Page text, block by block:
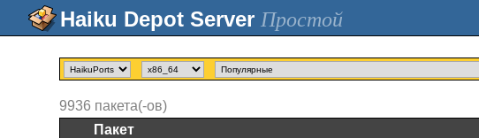
Простой
9936 пакета(-ов)
Пакет